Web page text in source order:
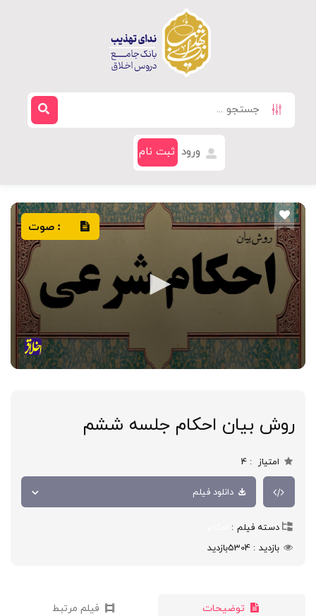
ورود ثبت نام
: صوت
روش بیان احکام جلسه ششم
امتیاز 4
دانلود فیلم
دسته فیلم
بازدید
5304بازدید
توضیحات فیلم مرتبط